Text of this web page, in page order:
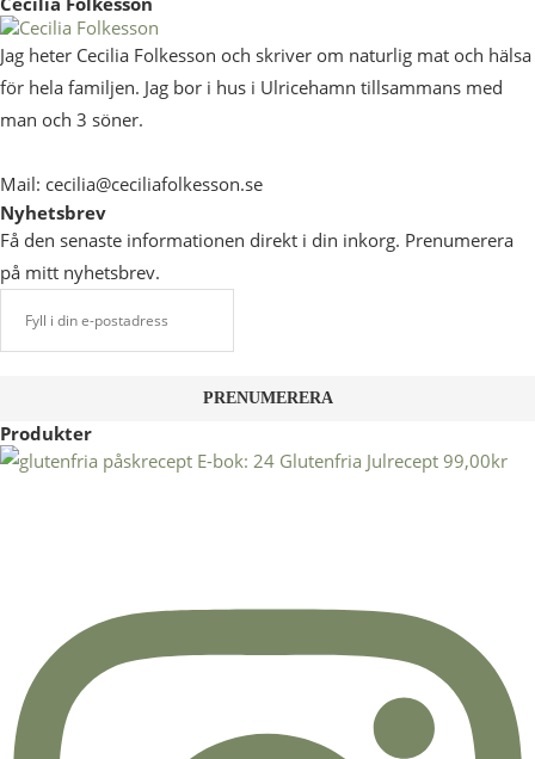
Jag heter Cecilia Folkesson och skriver om naturlig mat och hälsa
för hela familjen. Jag bor i hus i Ulricehamn tillsammans med
man och 3 söner.
Mail: cecilia@ceciliafolkesson.se
Nyhetsbrev
Få den senaste informationen direkt i din inkorg. Prenumerera
på mitt nyhetsbrev.
Produkter
E-bok: 24 Glutenfria Julrecept 99,00kr